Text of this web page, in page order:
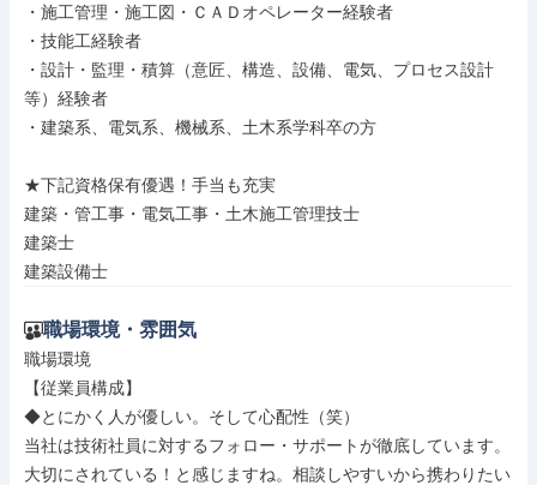
・施工管理・施工図・ＣＡＤオペレーター経験者
・技能工経験者
・設計・監理・積算（意匠、構造、設備、電気、プロセス設計
等）経験者
・建築系、電気系、機械系、土木系学科卒の方
★下記資格保有優遇！手当も充実
建築・管工事・電気工事・土木施工管理技士
建築士
建築設備士
職場環境・雰囲気
職場環境
【従業員構成】
◆とにかく人が優しい。そして心配性（笑）
当社は技術社員に対するフォロー・サポートが徹底しています。
大切にされている！と感じますね。相談しやすいから携わりたい